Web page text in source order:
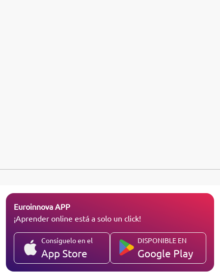
Euroinnova APP
¡Aprender online está a solo un click!
Consíguelo en el
App Store
DISPONIBLE EN
Google Play